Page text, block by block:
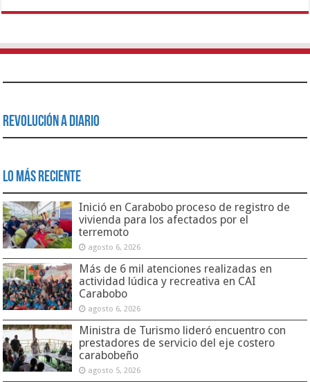
Revolución a Diario
Lo Más Reciente
Inició en Carabobo proceso de registro de
vivienda para los afectados por el
terremoto
agosto 6, 2026
Más de 6 mil atenciones realizadas en
actividad lúdica y recreativa en CAI
Carabobo
agosto 6, 2026
Ministra de Turismo lideró encuentro con
prestadores de servicio del eje costero
carabobeño
agosto 5, 2026